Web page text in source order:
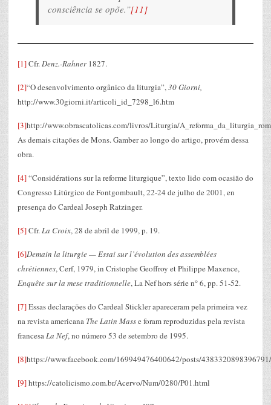
consciência se opõe.”[11]
[1]Cfr.Denz.-Rahner 1827.
[2]“O desenvolvimento orgânico da liturgia”,30 Giorni,
http://www.30giorni.it/articoli_id_7298_l6.htm
[3]http://www.obrascatolicas.com/livros/Liturgia/
As demais citações de Mons. Gamber ao longo do artigo, provém dessa
obra.
[4]“Considérations sur la reforme liturgique”, texto lido com ocasião do
Congresso Litúrgico de Fontgombault, 22-24 de julho de 2001, en
presença do Cardeal Joseph Ratzinger.
[5]Cfr.La Croix, 28 de abril de 1999, p. 19.
[6]Demain la liturgie — Essai sur l’évolution des assemblées
chrétiennes, Cerf, 1979, in Cristophe Geoffroy et Philippe Maxence,
Enquête sur la mese traditionnelle, La Nef hors série n° 6, pp. 51-52.
[7]Essas declarações do Cardeal Stickler apareceram pela primeira vez
na revista americana The Latin Masse foram reproduzidas pela revista
francesaLa Nef, no número 53 de setembro de 1995.
[8]https://www.facebook.com/169949476400642/posts/4383320898396791/
[9]https://catolicismo.com.br/Acervo/Num/0280/P01.html